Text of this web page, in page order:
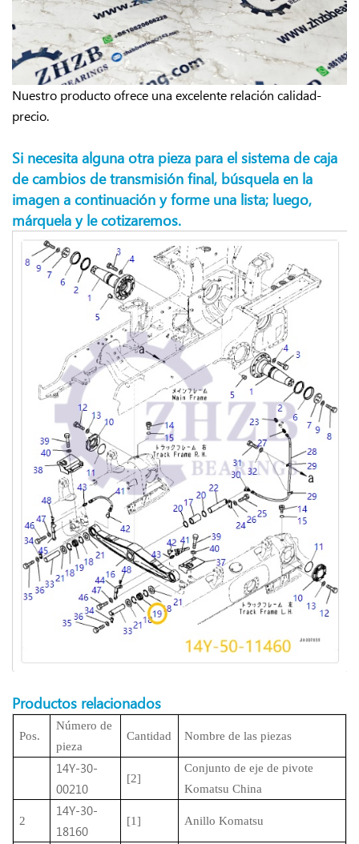
Nuestro producto ofrece una excelente relación calidad-
precio.
Si necesita alguna otra pieza para el sistema de caja
de cambios de transmisión final, búsquela en la
imagen a continuación y forme una lista; luego,
márquela y le cotizaremos.
Productos relacionados
Pos.
Número de
pieza
Cantidad Nombre de las piezas
14Y-30-
00210
[2]
Conjunto de eje de pivote
Komatsu China
2
14Y-30-
18160
[1] Anillo Komatsu